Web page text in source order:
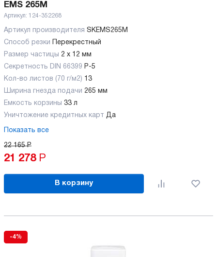
EMS 265M
Артикул: 124-352268
Артикул производителя SKEMS265M
Способ резки
Перекрестный
Размер частицы 2 x 12 мм
Секретность DIN 66399 P-5
Кол-во листов (70 г/м2) 13
Ширина гнезда подачи 265 мм
Емкость корзины 33 л
Уничтожение кредитных карт Да
Показать все
22 165 Р
21 278 Р
В корзину
-4%